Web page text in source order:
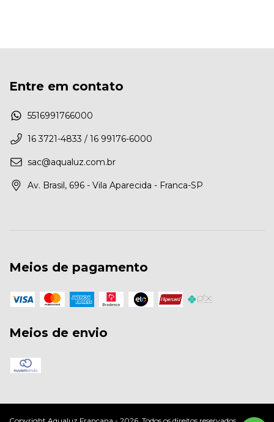
Entre em contato
5516991766000
16 3721-4833 / 16 99176-6000
sac@aqualuz.com.br
Av. Brasil, 696 - Vila Aparecida - Franca-SP
Meios de pagamento
Meios de envio